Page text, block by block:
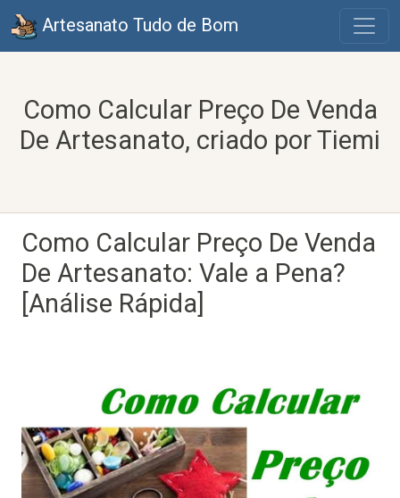
Artesanato Tudo de Bom
Como Calcular Preço De Venda
De Artesanato, criado por Tiemi
Como Calcular Preço De Venda
De Artesanato: Vale a Pena?
[Análise Rápida]